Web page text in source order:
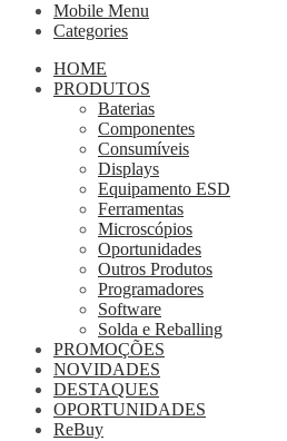
Mobile Menu
Categories
HOME
PRODUTOS
Baterias
Componentes
Consumíveis
Displays
Equipamento ESD
Ferramentas
Microscópios
Oportunidades
Outros Produtos
Programadores
Software
Solda e Reballing
PROMOÇÕES
NOVIDADES
DESTAQUES
OPORTUNIDADES
ReBuy